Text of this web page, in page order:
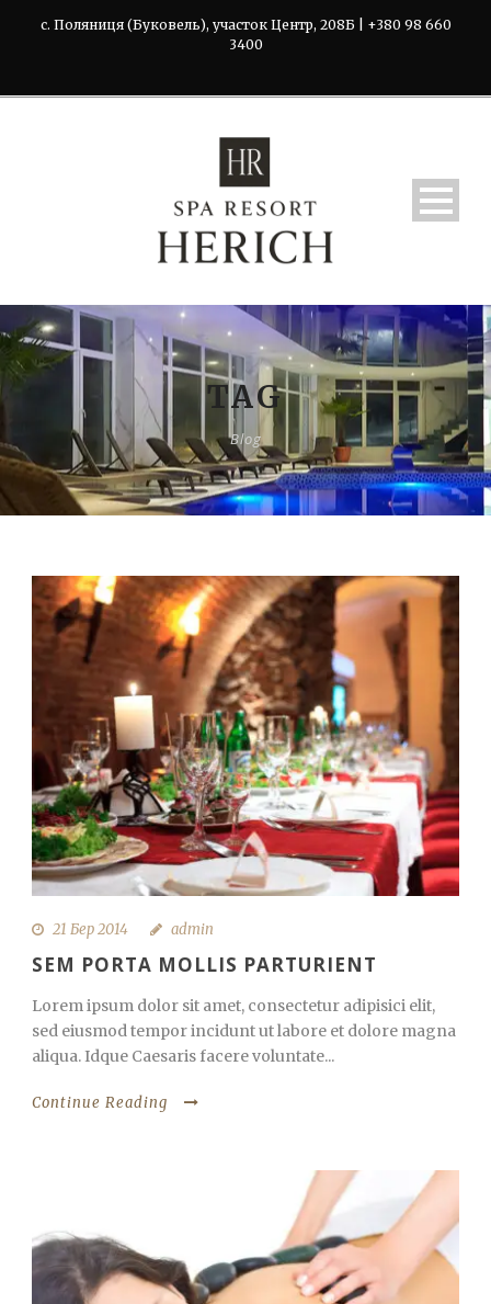
с. Поляниця (Буковель), участок Центр, 208Б | +380 98 660
3400
TAG
Blog
21 Бер 2014 admin
SEM PORTA MOLLIS PARTURIENT
Lorem ipsum dolor sit amet, consectetur adipisici elit,
sed eiusmod tempor incidunt ut labore et dolore magna
aliqua. Idque Caesaris facere voluntate...
Continue Reading